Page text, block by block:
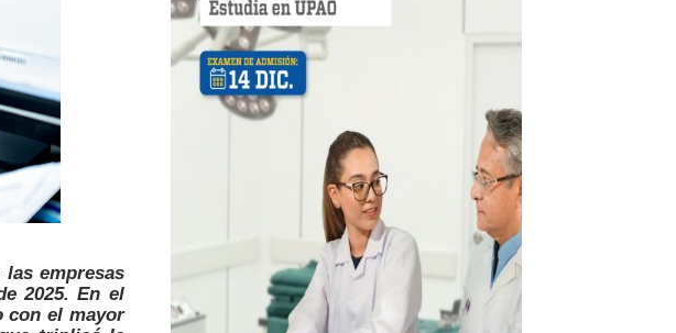
internet o televisión de paga mientras no estés en casa
RECUPERARÁ LAS PISTAS DE FLORENCIA DE MORA
LAS DISTANCIAS MÍNIMAS DE SEGURIDAD
toma un día hábil
móvil de tu destino con Checa tu señal
DE PAGO Y PARTICIPA EN EL SORTEO POR FIESTAS PATRIAS DE
DE PAGO PARA REGULARIZAR DEUDAS ELÉCTRICAS
empresas
2025. En el
con el mayor